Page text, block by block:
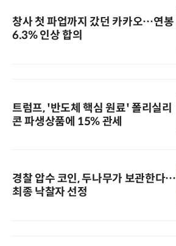
창사 첫 파업까지 갔던 카카오…연봉
6.3% 인상 합의
트럼프, '반도체 핵심 원료' 폴리실리
콘 파생상품에 15% 관세
경찰 압수 코인, 두나무가 보관한다…
최종 낙찰자 선정